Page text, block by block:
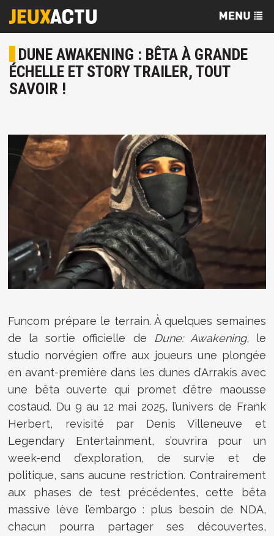
DUNE AWAKENING : BÊTA À GRANDE
ÉCHELLE ET STORY TRAILER, TOUT
SAVOIR !
Funcom prépare le terrain. À quelques semaines
de la sortie officielle de
Dune: Awakening, le
studio norvégien offre aux joueurs une plongée
en avant-première dans les dunes d’Arrakis avec
une bêta ouverte qui promet d’être maousse
costaud. Du 9 au 12 mai 2025, l’univers de Frank
Herbert, revisité par Denis Villeneuve et
Legendary Entertainment, s’ouvrira pour un
week-end d’exploration, de survie et de
politique, sans aucune restriction. Contrairement
aux phases de test précédentes, cette bêta
massive lève l’embargo : plus besoin de NDA,
chacun pourra partager ses découvertes,